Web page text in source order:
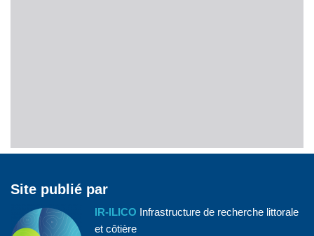
Site publié par
IR-ILICO Infrastructure de recherche littorale
et côtière